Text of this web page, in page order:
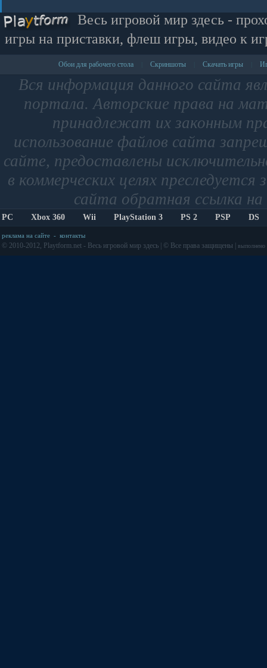
Весь игровой мир здесь -
игры на приставки, флеш игры, видео к
Обои для рабочего стола Скриншоты Скачать игры
Вся информация данного сайта
портала. Авторские права на
принадлежат их законным
использование файлов сайта
сайте, предоставлены
в коммерческих целях
сайта обратная ссылка
PC Xbox 360 Wii PlayStation 3 PS 2 PSP DS
реклама на сайте - контакты
© 2010-2012, Playtform.net - Весь игровой мир здесь | © Все права защищены | выполнено